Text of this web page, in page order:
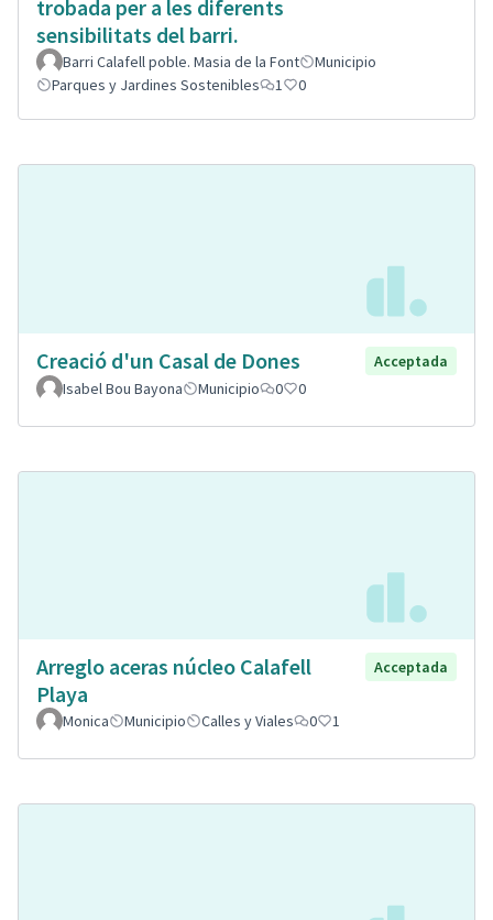
trobada per a les diferents
sensibilitats del barri.
Barri Calafell poble. Masia de la Font
Municipio
Parques y Jardines Sostenibles
1 0
Creació d'un Casal de Dones
Acceptada
Isabel Bou Bayona
Municipio 0 0
Arreglo aceras núcleo Calafell
Playa
Acceptada
Monica Municipio Calles y Viales 0 1